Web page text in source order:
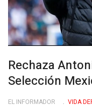
Rechaza
Selección
EL INFORMADOR
VIDA